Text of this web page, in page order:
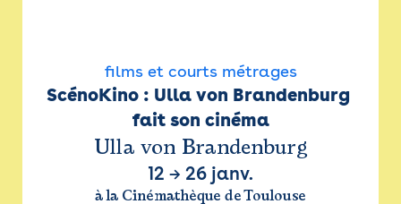
films et courts métrages
ScénoKino : Ulla von Brandenburg
fait son cinéma
Ulla von Brandenburg
12 → 26 janv.
à la Cinémathèque de Toulouse